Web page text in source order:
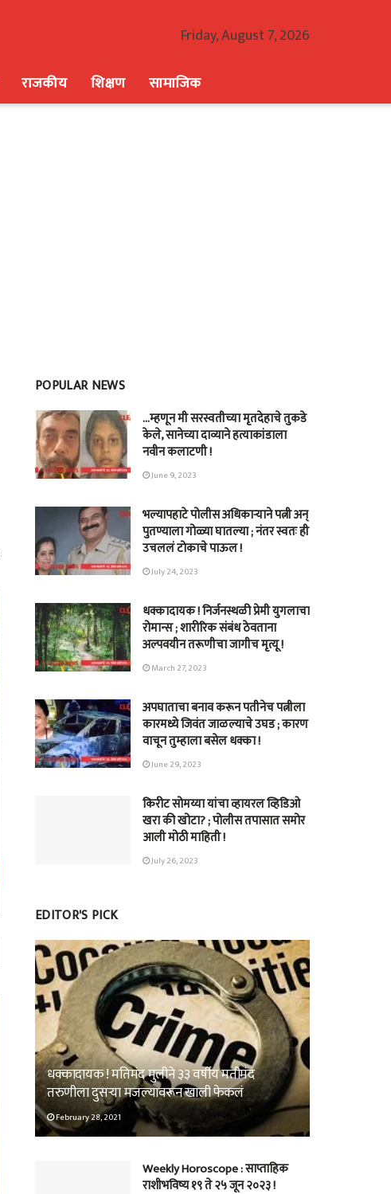
Friday, August 7, 2026
राजकीय शिक्षण सामाजिक
POPULAR NEWS
…म्हणून मी सरस्वतीच्या मृतदेहाचे तुकडे
केले, सानेच्या दाव्याने हत्याकांडाला
नवीन कलाटणी !
June 9, 2023
भल्यापहाटे पोलीस अधिकाऱ्याने पत्नी अन्
पुतण्याला गोळ्या घातल्या ; नंतर स्वतः ही
उचललं टोकाचे पाऊल !
July 24, 2023
धक्कादायक ! निर्जनस्थळी प्रेमी युगलाचा
रोमान्स ; शारीरिक संबंध ठेवताना
अल्पवयीन तरूणीचा जागीच मृत्यू !
March 27, 2023
अपघाताचा बनाव करून पतीनेच‎ पत्नीला
कारमध्ये जिवंत जाळल्याचे उघड ; कारण
वाचून तुम्हाला बसेल धक्का !
June 29, 2023
किरीट सोमय्या यांचा व्हायरल व्हिडिओ
खरा की खोटा? ; पोलीस तपासात समोर
आली मोठी माहिती !
July 26, 2023
EDITOR'S PICK
धक्कादायक ! मतिमंद मुलीने ३३ वर्षीय मतीमंद
तरुणीला दुसऱ्या मजल्यावरून खाली फेकलं
February 28, 2021
Weekly Horoscope : साप्ताहिक
राशीभविष्य १९ ते २५ जून २०२३ !